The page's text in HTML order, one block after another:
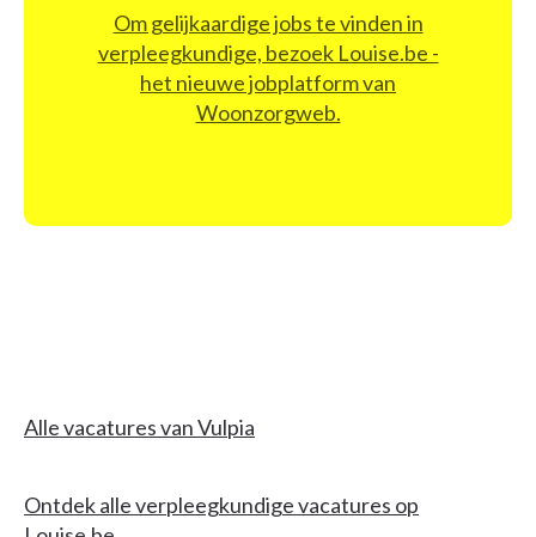
Om gelijkaardige jobs te vinden in
verpleegkundige, bezoek Louise.be -
het nieuwe jobplatform van
Woonzorgweb.
Alle vacatures van Vulpia
Ontdek alle verpleegkundige vacatures op